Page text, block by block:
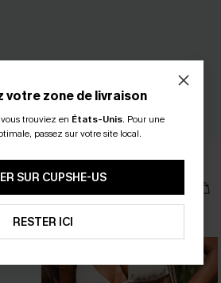
votre zone de livraison
trouviez en États-Unis. Pour une
passez sur votre site local.
SUR CUPSHE-US
RESTER ICI